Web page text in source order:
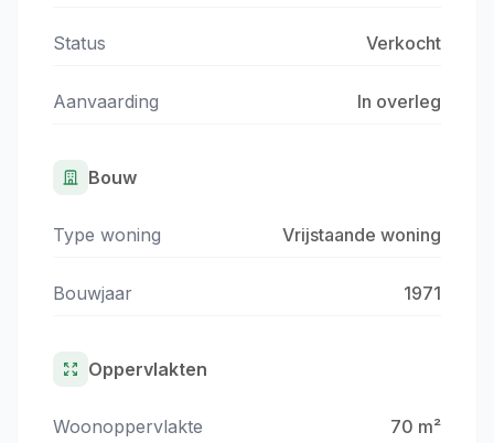
Status Verkocht
Aanvaarding In overleg
Bouw
Type woning Vrijstaande woning
Bouwjaar 1971
Oppervlakten
Woonoppervlakte 70 m²